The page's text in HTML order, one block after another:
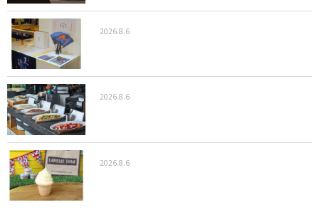
2026.8.6
2026.8.6
2026.8.6